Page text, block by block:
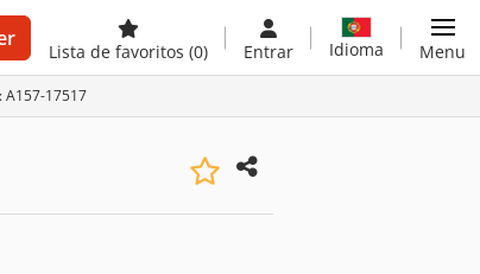
Lista de favoritos (0) Entrar Idioma Menu
A157-17517